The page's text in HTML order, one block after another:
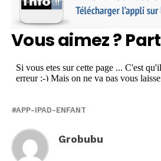
Vous aimez ?
APP-IPAD-ENFANT
Grobubu